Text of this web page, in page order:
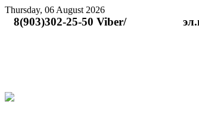
Thursday, 06 August 2026
8(903)302-25-50